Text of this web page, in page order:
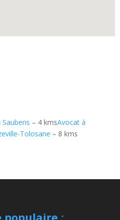
– 4 kmsAvocat à
Tolosane – 8 kms
populaire: